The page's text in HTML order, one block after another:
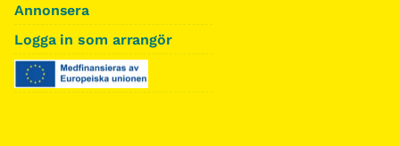
Annonsera
Logga in som arrangör